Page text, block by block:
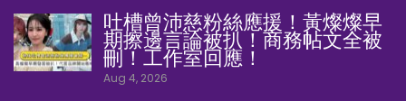
吐槽曾沛慈粉絲應援！黃燦燦早
期擦邊言論被扒！商務帖文全被
刪！工作室回應！
Aug 4, 2026